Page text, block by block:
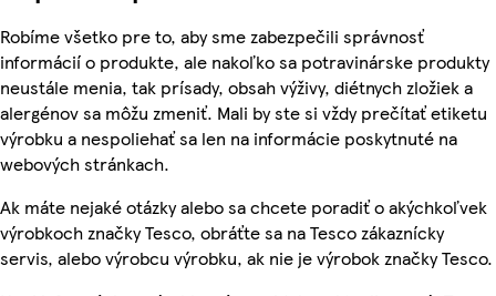
Robíme všetko pre to, aby sme zabezpečili správnosť
informácií o produkte, ale nakoľko sa potravinárske produkty
neustále menia, tak prísady, obsah výživy, diétnych zložiek a
alergénov sa môžu zmeniť. Mali by ste si vždy prečítať etiketu
výrobku a nespoliehať sa len na informácie poskytnuté na
webových stránkach.
Ak máte nejaké otázky alebo sa chcete poradiť o akýchkoľvek
výrobkoch značky Tesco, obráťte sa na Tesco zákaznícky
servis, alebo výrobcu výrobku, ak nie je výrobok značky Tesco.